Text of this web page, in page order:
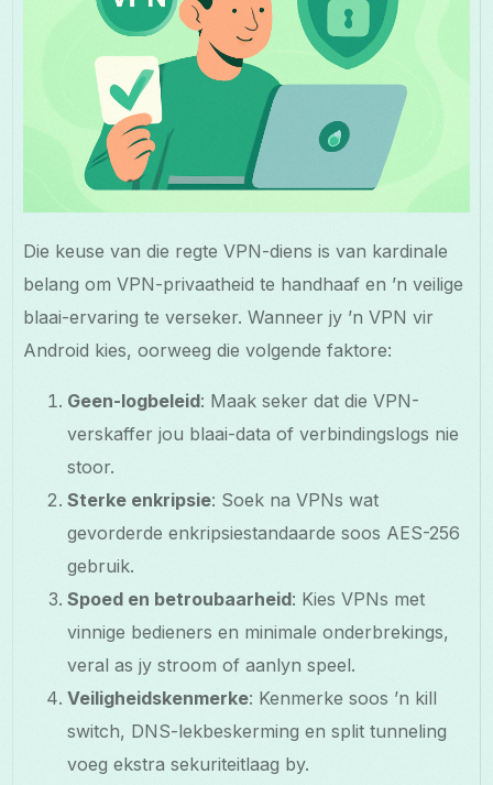
Die keuse van die regte VPN-diens is van kardinale
belang om VPN-privaatheid te handhaaf en ’n veilige
blaai-ervaring te verseker. Wanneer jy ’n VPN vir
Android kies, oorweeg die volgende faktore:
Geen-logbeleid: Maak seker dat die VPN-
verskaffer jou blaai-data of verbindingslogs nie
stoor.
Sterke enkripsie: Soek na VPNs wat
gevorderde enkripsiestandaarde soos AES-256
gebruik.
Spoed en betroubaarheid: Kies VPNs met
vinnige bedieners en minimale onderbrekings,
veral as jy stroom of aanlyn speel.
Veiligheidskenmerke: Kenmerke soos ’n kill
switch, DNS-lekbeskerming en split tunneling
voeg ekstra sekuriteitlaag by.